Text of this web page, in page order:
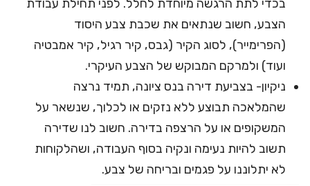
בכדי לתת הרגשה מיוחדת לחלל. לפני תחילת עבודת
הצבע, חשוב שנתאים את שכבת צבע היסוד
(הפרימייר), לסוג הקיר (גבס, קיר רגיל, קיר אמבטיה
ועוד) ולמרקם המבוקש של הצבע העיקרי.
ניקיון- בצביעת דירה בנס ציונה, תמיד נרצה
שהמלאכה תבוצע ללא נזקים או לכלוך, שנשאר על
המשקופים או על הרצפה בדירה. חשוב לנו שדירה
תשוב להיות נעימה ונקיה בסוף העבודה, ושהלקוחות
לא יתלוננו על פגמים ובריחה של צבע.